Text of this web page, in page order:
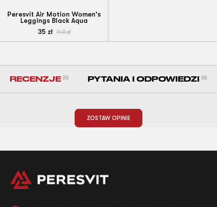
Peresvit Air Motion Women's
Leggings Black Aqua
35zł 140zł
RECENZJE (0) PYTANIA I ODPOWIEDZI (0)
ZOSTAW OPINIE